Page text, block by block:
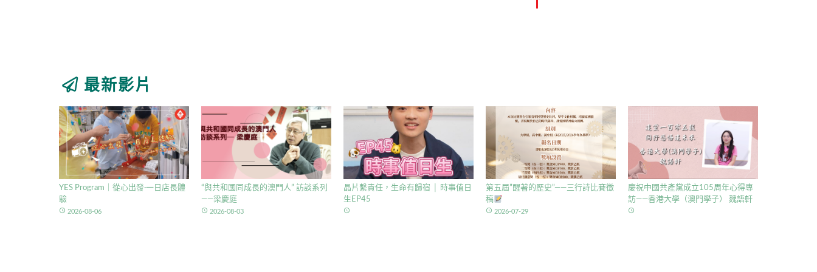
最新影片
YES Program｜從心出發·一日店長體
驗
access_time 2026-08-06
“與共和國同成長的澳門人” 訪談系列
——梁慶庭
access_time 2026-08-03
晶片繫責任，生命有歸宿 │ 時事值日
生EP45
access_time
第五屆”醒著的歷史”——三行詩比賽徵
稿
access_time 2026-07-29
慶祝中國共產黨成立105周年心得專
訪——香港大學（澳門學子） 魏語軒
access_time